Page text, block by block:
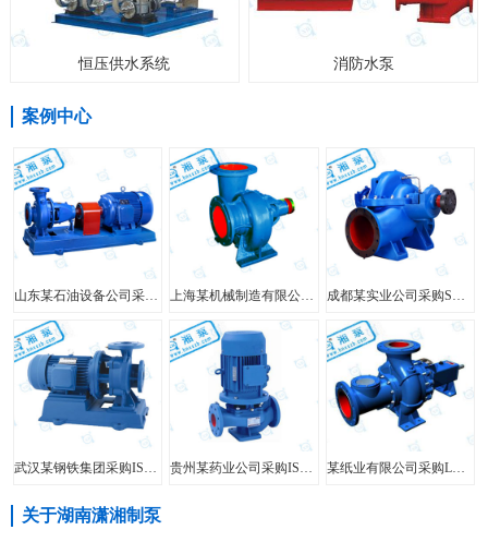
恒压供水系统 消防水泵
案例中心
山东某石油设备公司采购FIS型单级单吸离心泵
某纸业有限公司采购LXL型两相流无堵塞纸浆泵
关于湖南潇湘制泵